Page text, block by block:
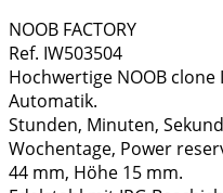
NOOB FACTORY
Ref. IW503504
Hochwertige NOOB clone
Automatik.
Stunden, Minuten,
Wochentage, Power
44 mm, Höhe 15 mm.